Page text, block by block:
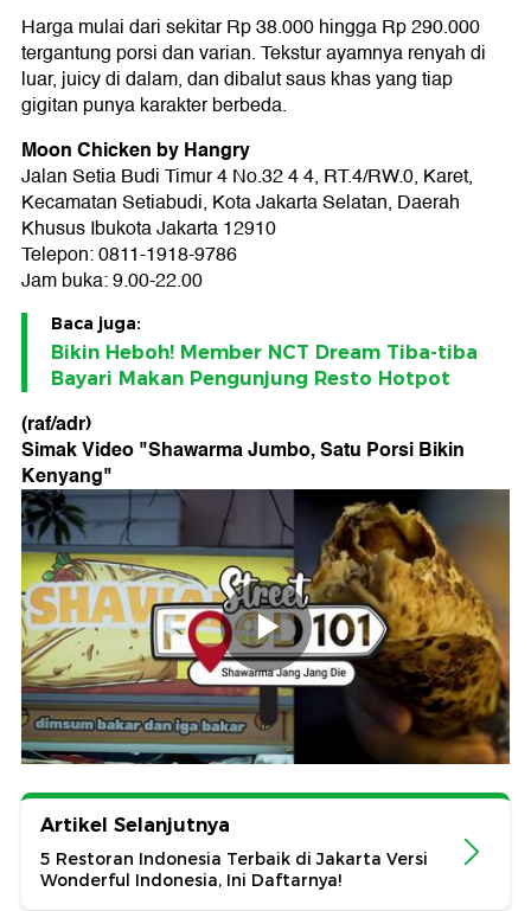
Harga mulai dari sekitar Rp 38.000 hingga Rp 290.000
tergantung porsi dan varian. Tekstur ayamnya renyah di
luar, juicy di dalam, dan dibalut saus khas yang tiap
gigitan punya karakter berbeda.
Moon Chicken by Hangry
Jalan Setia Budi Timur 4 No.32 4 4, RT.4/RW.0, Karet,
Kecamatan Setiabudi, Kota Jakarta Selatan, Daerah
Khusus Ibukota Jakarta 12910
Telepon: 0811-1918-9786
Jam buka: 9.00-22.00
Baca juga:
Bikin Heboh! Member NCT Dream Tiba-tiba
Bayari Makan Pengunjung Resto Hotpot
(raf/adr)
Simak Video "Shawarma Jumbo, Satu Porsi Bikin
Kenyang"
Artikel Selanjutnya
5 Restoran Indonesia Terbaik di Jakarta Versi
Wonderful Indonesia, Ini Daftarnya!